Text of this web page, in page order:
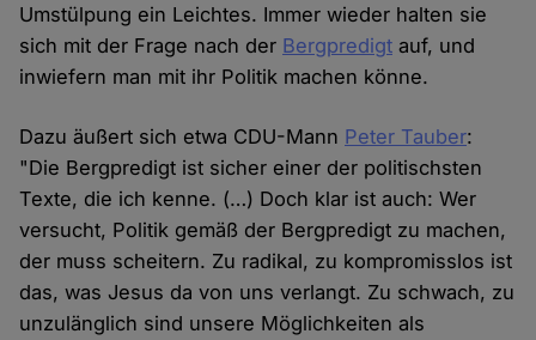
Umstülpung ein Leichtes. Immer wieder halten sie
sich mit der Frage nach der Bergpredigt auf, und
inwiefern man mit ihr Politik machen könne.
Dazu äußert sich etwa CDU-Mann Peter Tauber:
"Die Bergpredigt ist sicher einer der politischsten
Texte, die ich kenne. (…) Doch klar ist auch: Wer
versucht, Politik gemäß der Bergpredigt zu machen,
der muss scheitern. Zu radikal, zu kompromisslos ist
das, was Jesus da von uns verlangt. Zu schwach, zu
unzulänglich sind unsere Möglichkeiten als